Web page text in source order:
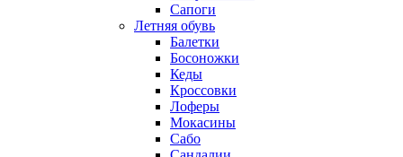
Сапоги
Летняя обувь
Балетки
Босоножки
Кеды
Кроссовки
Лоферы
Мокасины
Сабо